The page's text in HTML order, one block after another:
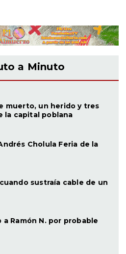
a Minuto
muerto, un herido y tres
la capital poblana
Cholula Feria de la
sustraía cable de un
Ramón N. por probable